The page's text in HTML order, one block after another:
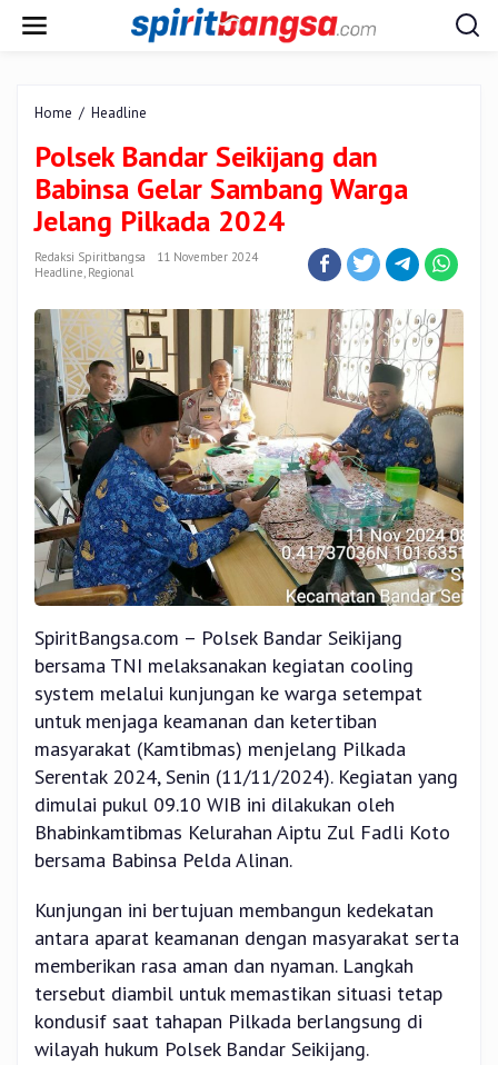
Home / Headline
Seikijang
dan
Babinsa
Gelar
Warga
2024
Polsek Bandar Seikijang dan
Babinsa Gelar Sambang Warga
Jelang Pilkada 2024
Redaksi Spiritbangsa
11 November 2024
Headline, Regional
SpiritBangsa.com – Polsek Bandar Seikijang
bersama TNI melaksanakan kegiatan cooling
system melalui kunjungan ke warga setempat
untuk menjaga keamanan dan ketertiban
masyarakat (Kamtibmas) menjelang Pilkada
Serentak 2024, Senin (11/11/2024). Kegiatan yang
dimulai pukul 09.10 WIB ini dilakukan oleh
Bhabinkamtibmas Kelurahan Aiptu Zul Fadli Koto
bersama Babinsa Pelda Alinan.
Kunjungan ini bertujuan membangun kedekatan
antara aparat keamanan dengan masyarakat serta
memberikan rasa aman dan nyaman. Langkah
tersebut diambil untuk memastikan situasi tetap
kondusif saat tahapan Pilkada berlangsung di
wilayah hukum Polsek Bandar Seikijang.